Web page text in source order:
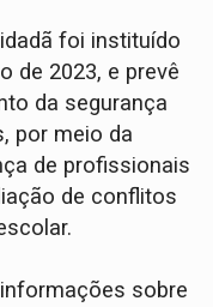
foi instituído
de 2023, e prevê
da segurança
por meio da
de profissionais
de conflitos
sobre